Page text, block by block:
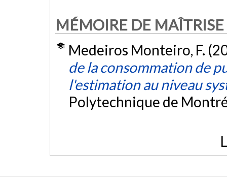
MÉMOIRE DE MAÎTRISE
Medeiros Monteiro, F.
de la consommation de
l'estimation au niveau
Polytechnique de